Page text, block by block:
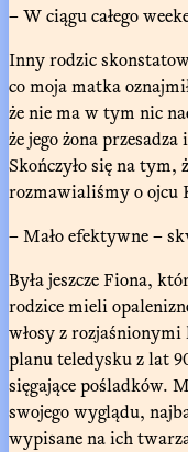
– W ciągu całego
Inny rodzic
co moja matka
że nie ma w tym nic
że jego żona
Skończyło się na tym,
rozmawialiśmy o ojcu
– Mało efektywne –
Była jeszcze Fiona,
rodzice mieli
włosy z
planu teledysku z lat
sięgające pośladków.
swojego wyglądu,
wypisane na ich